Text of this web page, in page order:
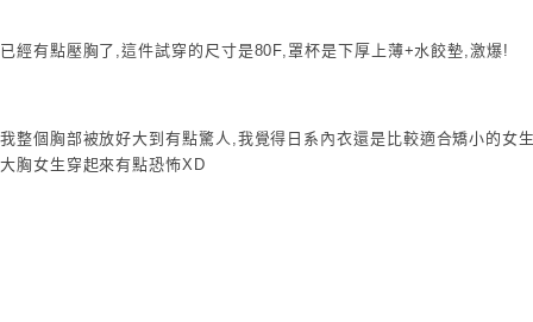
已經有點壓胸了,這件試穿的尺寸是80F,罩杯是下厚上薄+水餃墊,激爆!
我整個胸部被放好大到有點驚人,我覺得日系內衣還是比較適合矯小的女
大胸女生穿起來有點恐怖XD